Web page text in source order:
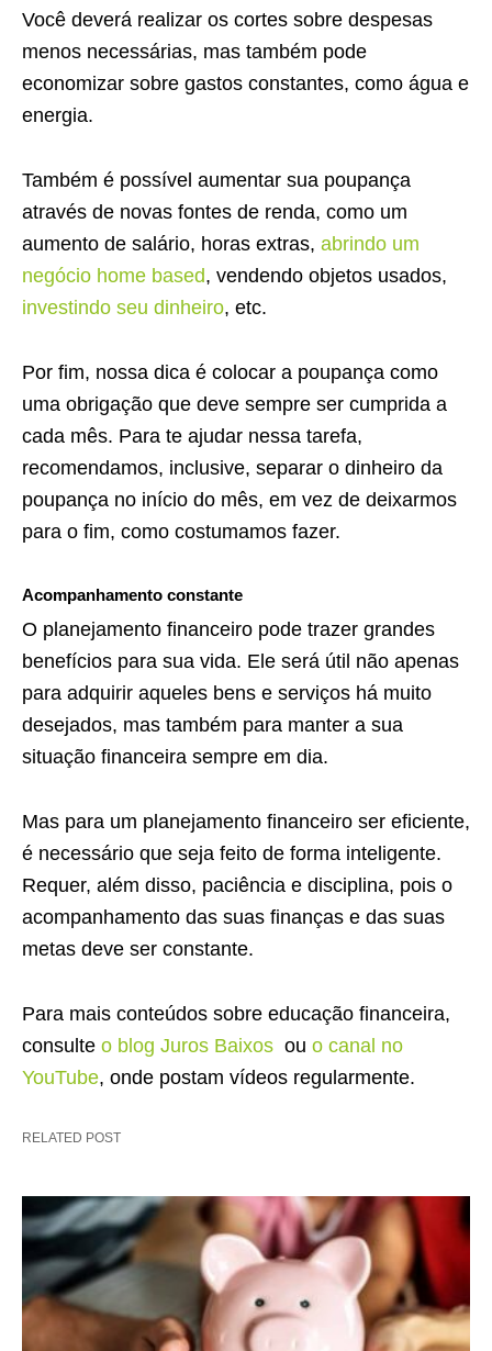
Você deverá realizar os cortes sobre despesas
menos necessárias, mas também pode
economizar sobre gastos constantes, como água e
energia.
Também é possível aumentar sua poupança
através de novas fontes de renda, como um
aumento de salário, horas extras, abrindo um
negócio home based, vendendo objetos usados,
investindo seu dinheiro, etc.
Por fim, nossa dica é colocar a poupança como
uma obrigação que deve sempre ser cumprida a
cada mês. Para te ajudar nessa tarefa,
recomendamos, inclusive, separar o dinheiro da
poupança no início do mês, em vez de deixarmos
para o fim, como costumamos fazer.
Acompanhamento constante
O planejamento financeiro pode trazer grandes
benefícios para sua vida. Ele será útil não apenas
para adquirir aqueles bens e serviços há muito
desejados, mas também para manter a sua
situação financeira sempre em dia.
Mas para um planejamento financeiro ser eficiente,
é necessário que seja feito de forma inteligente.
Requer, além disso, paciência e disciplina, pois o
acompanhamento das suas finanças e das suas
metas deve ser constante.
Para mais conteúdos sobre educação financeira,
consulte o blog Juros Baixos ou o canal no
YouTube, onde postam vídeos regularmente.
RELATED POST